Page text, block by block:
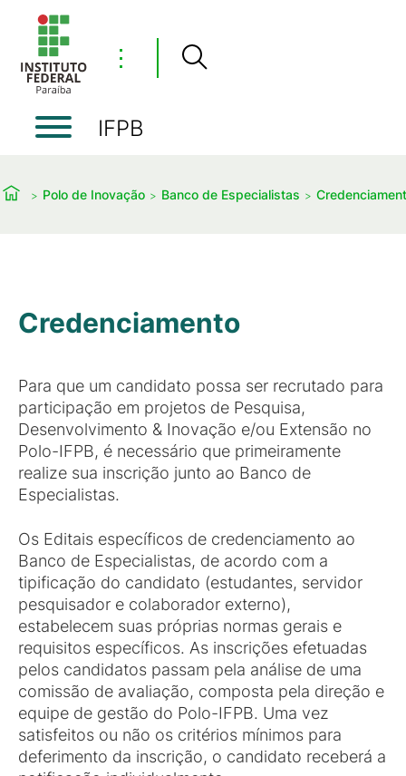
⋮
IFPB
Polo de Inovação Banco de Especialistas
Credenciamento
Para que um candidato possa ser recrutado para
participação em projetos de Pesquisa,
Desenvolvimento & Inovação e/ou Extensão no
Polo-IFPB, é necessário que primeiramente
realize sua inscrição junto ao Banco de
Especialistas.
Os Editais específicos de credenciamento ao
Banco de Especialistas, de acordo com a
tipificação do candidato (estudantes, servidor
pesquisador e colaborador externo),
estabelecem suas próprias normas gerais e
requisitos específicos. As inscrições efetuadas
pelos candidatos passam pela análise de uma
comissão de avaliação, composta pela direção e
equipe de gestão do Polo-IFPB. Uma vez
satisfeitos ou não os critérios mínimos para
deferimento da inscrição, o candidato receberá a